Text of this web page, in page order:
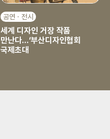
공연 · 전시
세계 디자인 거장 작품
만난다…‘부산디자인협회
국제초대